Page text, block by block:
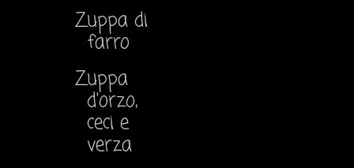
Zuppa di
farro
Zuppa
d'orzo,
ceci e
verza